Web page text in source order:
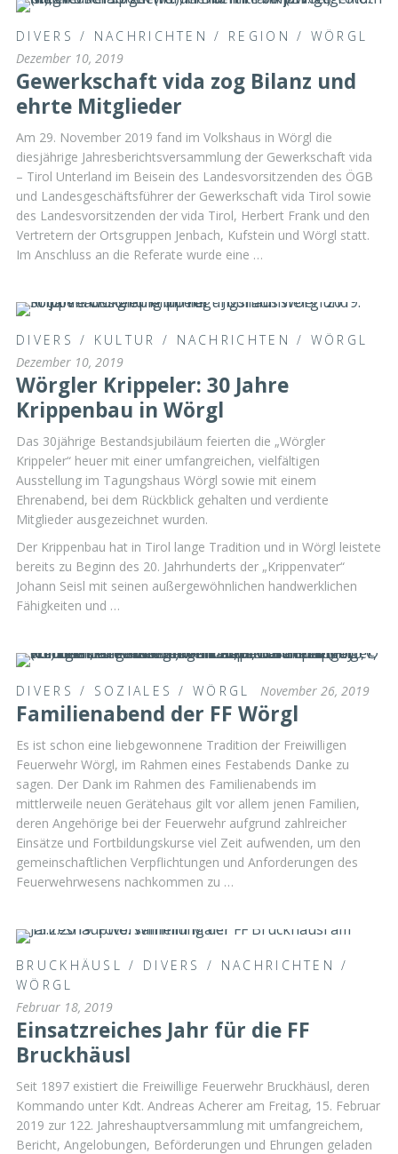
DIVERS / NACHRICHTEN / REGION / WÖRGL
Dezember 10, 2019
Gewerkschaft vida zog Bilanz und
ehrte Mitglieder
Am 29. November 2019 fand im Volkshaus in Wörgl die
diesjährige Jahresberichtsversammlung der Gewerkschaft vida
– Tirol Unterland im Beisein des Landesvorsitzenden des ÖGB
und Landesgeschäftsführer der Gewerkschaft vida Tirol sowie
des Landesvorsitzenden der vida Tirol, Herbert Frank und den
Vertretern der Ortsgruppen Jenbach, Kufstein und Wörgl statt.
Im Anschluss an die Referate wurde eine …
DIVERS / KULTUR / NACHRICHTEN / WÖRGL
Dezember 10, 2019
Wörgler Krippeler: 30 Jahre
Krippenbau in Wörgl
Das 30jährige Bestandsjubiläum feierten die „Wörgler
Krippeler“ heuer mit einer umfangreichen, vielfältigen
Ausstellung im Tagungshaus Wörgl sowie mit einem
Ehrenabend, bei dem Rückblick gehalten und verdiente
Mitglieder ausgezeichnet wurden.
Der Krippenbau hat in Tirol lange Tradition und in Wörgl leistete
bereits zu Beginn des 20. Jahrhunderts der „Krippenvater“
Johann Seisl mit seinen außergewöhnlichen handwerklichen
Fähigkeiten und …
DIVERS / SOZIALES /WÖRGL November 26, 2019
Familienabend der FF Wörgl
Es ist schon eine liebgewonnene Tradition der Freiwilligen
Feuerwehr Wörgl, im Rahmen eines Festabends Danke zu
sagen. Der Dank im Rahmen des Familienabends im
mittlerweile neuen Gerätehaus gilt vor allem jenen Familien,
deren Angehörige bei der Feuerwehr aufgrund zahlreicher
Einsätze und Fortbildungskurse viel Zeit aufwenden, um den
gemeinschaftlichen Verpflichtungen und Anforderungen des
Feuerwehrwesens nachkommen zu …
BRUCKHÄUSL / DIVERS / NACHRICHTEN /
WÖRGL
Februar 18, 2019
Einsatzreiches Jahr für die FF
Bruckhäusl
Seit 1897 existiert die Freiwillige Feuerwehr Bruckhäusl, deren
Kommando unter Kdt. Andreas Acherer am Freitag, 15. Februar
2019 zur 122. Jahreshauptversammlung mit umfangreichem,
Bericht, Angelobungen, Beförderungen und Ehrungen geladen